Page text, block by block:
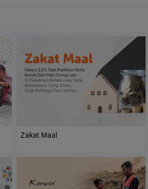
Zakat Maal